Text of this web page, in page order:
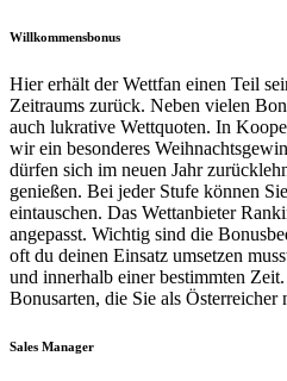
Willkommensbonus
Hier erhält der Wettfan einen Teil
Zeitraums zurück. Neben vielen
auch lukrative Wettquoten. In
wir ein besonderes
dürfen sich im neuen Jahr
genießen. Bei jeder Stufe können
eintauschen. Das Wettanbieter
angepasst. Wichtig sind die
oft du deinen Einsatz umsetzen
und innerhalb einer bestimmten
Bonusarten, die Sie als Österreicher
Sales Manager